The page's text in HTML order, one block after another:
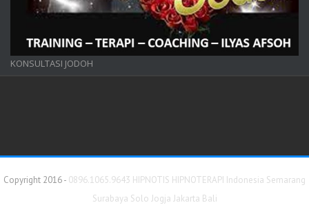
KONSULTASI JODOH
Copyright 2016 - 0896.1065.9643 HIPNOTIS HIPNOTERAPI Indonesia Semarang
Surabaya Solo Jogja Jakarta Bali